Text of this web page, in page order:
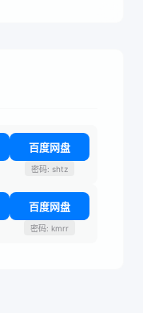
百度网盘
密码: shtz
百度网盘
密码: kmrr